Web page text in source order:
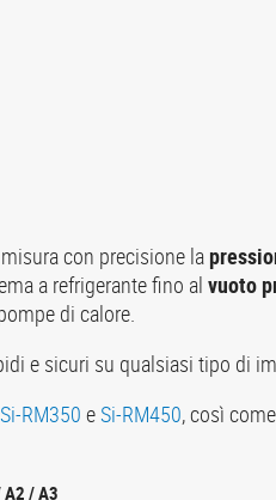
con precisione la
a refrigerante fino al vuoto
di calore.
e sicuri su qualsiasi tipo di
Si-RM350 eSi-RM450, così
/ A3